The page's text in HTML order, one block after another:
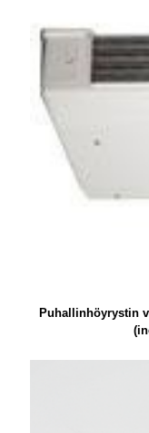
Puhallinhöyrystin